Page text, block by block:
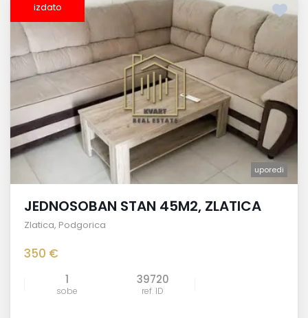
izdato
uporedi
JEDNOSOBAN STAN 45M2, ZLATICA
Zlatica, Podgorica
350 €
1
sobe
39720
ref. ID